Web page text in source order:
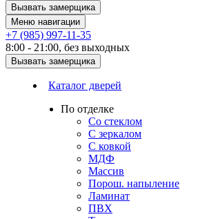
Вызвать замерщика
Меню навигации
+7 (985) 997-11-35
8:00 - 21:00, без выходных
Вызвать замерщика
Каталог дверей
По отделке
Со стеклом
С зеркалом
С ковкой
МДФ
Массив
Порош. напыление
Ламинат
ПВХ